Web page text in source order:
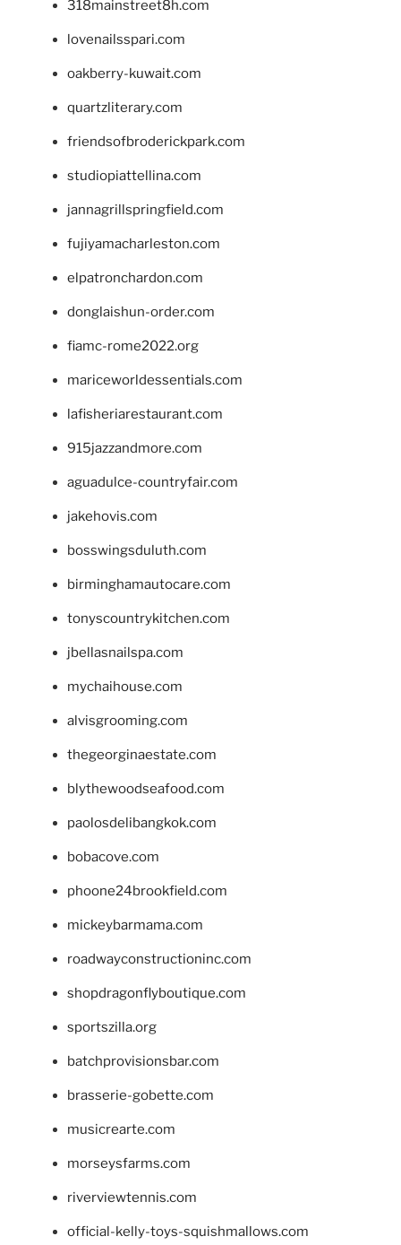
318mainstreet8h.com
lovenailsspari.com
oakberry-kuwait.com
quartzliterary.com
friendsofbroderickpark.com
studiopiattellina.com
jannagrillspringfield.com
fujiyamacharleston.com
elpatronchardon.com
donglaishun-order.com
fiamc-rome2022.org
mariceworldessentials.com
lafisheriarestaurant.com
915jazzandmore.com
aguadulce-countryfair.com
jakehovis.com
bosswingsduluth.com
birminghamautocare.com
tonyscountrykitchen.com
jbellasnailspa.com
mychaihouse.com
alvisgrooming.com
thegeorginaestate.com
blythewoodseafood.com
paolosdelibangkok.com
bobacove.com
phoone24brookfield.com
mickeybarmama.com
roadwayconstructioninc.com
shopdragonflyboutique.com
sportszilla.org
batchprovisionsbar.com
brasserie-gobette.com
musicrearte.com
morseysfarms.com
riverviewtennis.com
official-kelly-toys-squishmallows.com